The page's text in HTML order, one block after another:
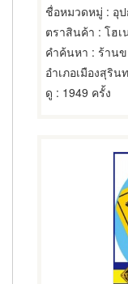
ชื่อหมวดหมู่ : อุปกรณ์
ตราสินค้า : โฮ
คำค้นหา : ร้านข
อำเภอเมืองสุริน
ดู : 1949 ครั้ง